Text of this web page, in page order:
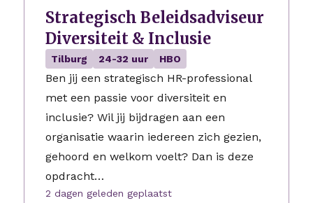
Strategisch Beleidsadviseur
Diversiteit & Inclusie
Tilburg 24-32 uur HBO
Ben jij een strategisch HR-professional
met een passie voor diversiteit en
inclusie? Wil jij bijdragen aan een
organisatie waarin iedereen zich gezien,
gehoord en welkom voelt? Dan is deze
opdracht…
2 dagen geleden geplaatst